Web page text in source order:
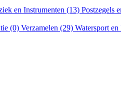
en Instrumenten (13) Postzegels
(0) Verzamelen (29) Watersport